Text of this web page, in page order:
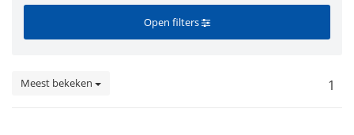
Open filters
Meest bekeken 1